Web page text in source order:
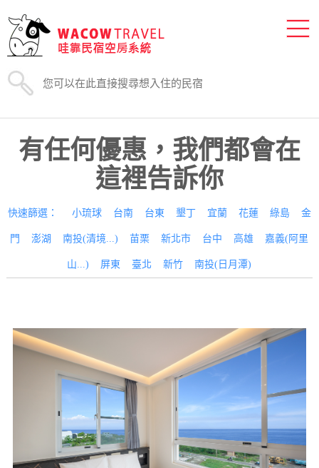
有任何優惠，我們都會在
這裡告訴你
快速篩選： 小琉球 台南 台東 墾丁 宜蘭 花蓮 綠島 金
門 澎湖 南投(清境...) 苗栗 新北市 台中 高雄 嘉義(阿里
山...) 屏東 臺北 新竹 南投(日月潭)